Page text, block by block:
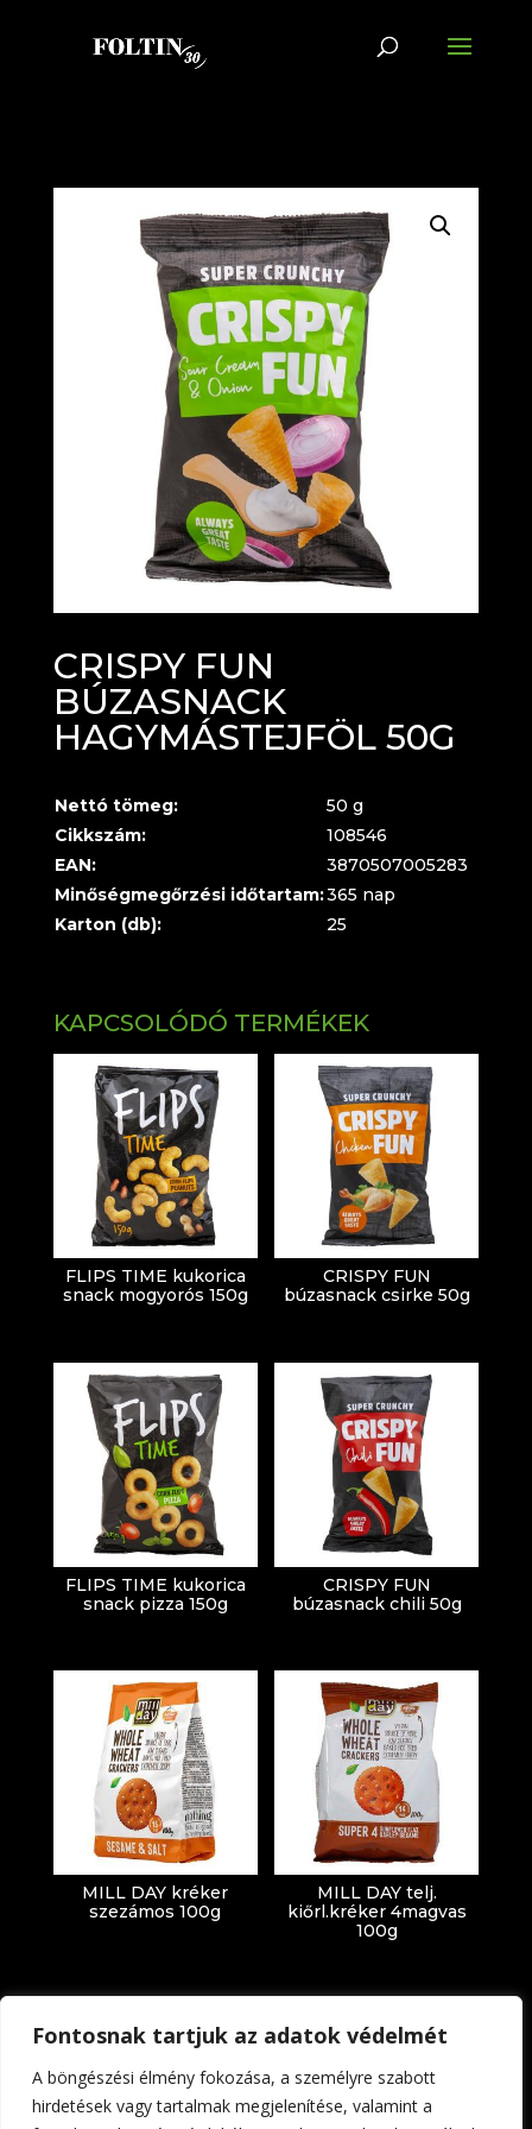
Fontosnak tartjuk az adatok védelmét
A böngészési élmény fokozása, a személyre szabott
hirdetések vagy tartalmak megjelenítése, valamint a
CRISPY FUN
BÚZASNACK
HAGYMÁSTEJFÖL 50G
Nettó tömeg:
50 g
Cikkszám:
108546
EAN:
3870507005283
Minőségmegőrzési időtartam:365 nap
Karton (db):
25
KAPCSOLÓDÓ TERMÉKEK
FLIPS TIME kukorica
snack mogyorós 150g
CRISPY FUN
búzasnack csirke 50g
FLIPS TIME kukorica
snack pizza 150g
CRISPY FUN
búzasnack chili 50g
MILL DAY kréker
szezámos 100g
MILL DAY telj.
kiőrl.kréker 4magvas
100g